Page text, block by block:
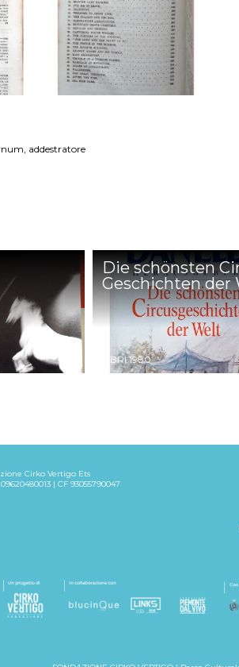
addestratore
Die schönsten
Geschichten der
LIBRI 1980
Cirko Vertigo Ets
| CF 93055790047